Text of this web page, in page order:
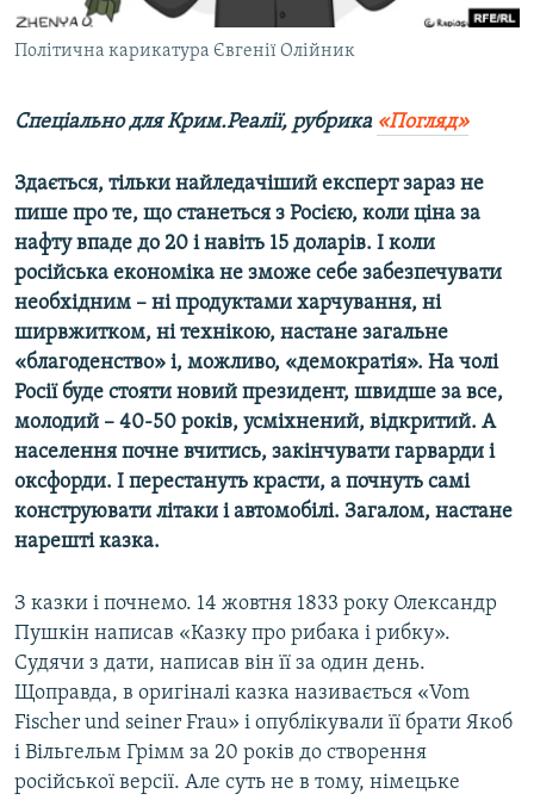
УКРАЇНСЬКА ПРОБЛЕМА КРИМУ
ІНФОГРАФІКА
ДОЛУЧАЙСЯ!
Політична карикатура Євгенії Олійник
Спеціально для Крим.Реалії, рубрика «Погляд»
Здається, тільки найледачіший експерт зараз не
пише про те, що станеться з Росією, коли ціна за
нафту впаде до 20 і навіть 15 доларів. І коли
російська економіка не зможе себе забезпечувати
необхідним – ні продуктами харчування, ні
ширвжитком, ні технікою, настане загальне
«благоденство» і, можливо, «демократія». На чолі
Росії буде стояти новий президент, швидше за все,
молодий – 40-50 років, усміхнений, відкритий. А
населення почне вчитись, закінчувати гарварди і
оксфорди. І перестануть красти, а почнуть самі
конструювати літаки і автомобілі. Загалом, настане
нарешті казка.
З казки і почнемо. 14 жовтня 1833 року Олександр
Пушкін написав «Казку про рибака і рибку».
Судячи з дати, написав він її за один день.
Щоправда, в оригіналі казка називається «Vom
Fischer und seiner Frau» і опублікували її брати Якоб
і Вільгельм Грімм за 20 років до створення
російської версії. Але суть не в тому, німецьке